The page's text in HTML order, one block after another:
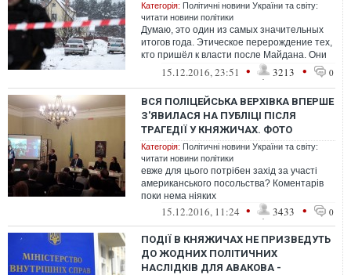
Категорія: Політичні новини України та світу:
читати новини політики
Думаю, это один из самых значительных
итогов года. Этическое перерождение тех,
кто пришёл к власти после Майдана. Они
зашли на волне протестов против ...
15.12.2016, 23:51 • 3213 • 0
ВСЯ ПОЛІЦЕЙСЬКА ВЕРХІВКА ВПЕРШЕ
З'ЯВИЛАСЯ НА ПУБЛІЦІ ПІСЛЯ
ТРАГЕДІЇ У КНЯЖИЧАХ. ФОТО
Категорія: Політичні новини України та світу:
читати новини політики
евже для цього потрібен захід за участі
американського посольства? Коментарів
поки нема ніяких
15.12.2016, 11:24 • 3433 • 0
ПОДІЇ В КНЯЖИЧАХ НЕ ПРИЗВЕДУТЬ
ДО ЖОДНИХ ПОЛІТИЧНИХ
НАСЛІДКІВ ДЛЯ АВАКОВА -